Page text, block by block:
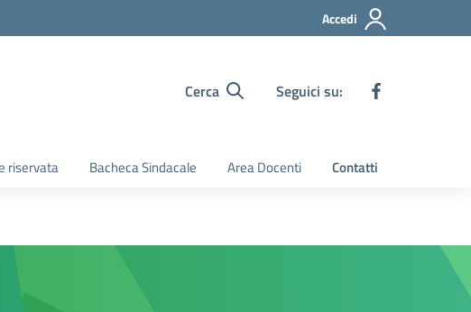
Accedi
Cerca Seguici su:
riservata Bacheca Sindacale Area Docenti Contatti